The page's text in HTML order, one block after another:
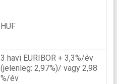
HUF
3 havi EURIBOR + 3,3%/év
(jelenleg: 2,97%)/ vagy 2,98
%/év